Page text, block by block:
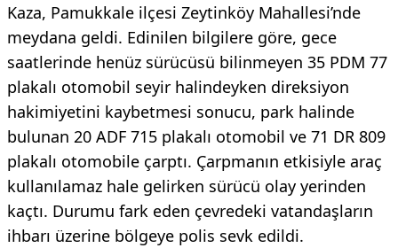
Kaza, Pamukkale ilçesi Zeytinköy Mahallesi’nde
meydana geldi. Edinilen bilgilere göre, gece
saatlerinde henüz sürücüsü bilinmeyen 35 PDM 77
plakalı otomobil seyir halindeyken direksiyon
hakimiyetini kaybetmesi sonucu, park halinde
bulunan 20 ADF 715 plakalı otomobil ve 71 DR 809
plakalı otomobile çarptı. Çarpmanın etkisiyle araç
kullanılamaz hale gelirken sürücü olay yerinden
kaçtı. Durumu fark eden çevredeki vatandaşların
ihbarı üzerine bölgeye polis sevk edildi.